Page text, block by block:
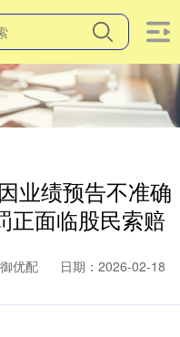
业绩预告不准确
正面临股民索赔
优配
日期：2026-02-18